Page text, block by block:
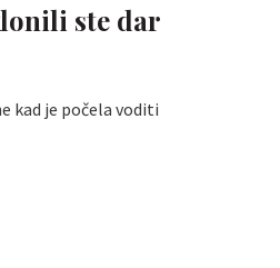
ste dar
kad je počela voditi